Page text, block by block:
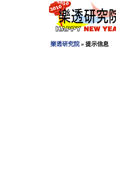
樂透研究院» 提示信息